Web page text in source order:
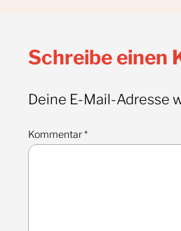
Schreibe einen
Deine E-Mail-Adresse
Kommentar*